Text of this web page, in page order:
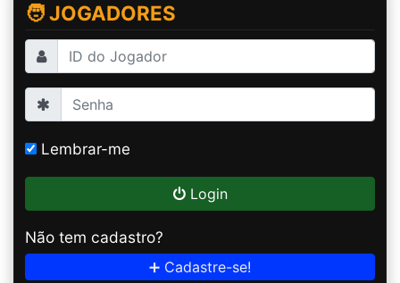
🧑 JOGADORES
Lembrar-me
Login
Não tem cadastro?
➕ Cadastre-se!